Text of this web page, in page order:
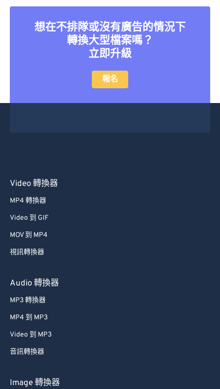
想在不排隊或沒有廣告的情況下
轉換大型檔案嗎？
立即升級
報名
Video 轉換器
MP4 轉換器
Video 到 GIF
MOV 到 MP4
視訊轉換器
Audio 轉換器
MP3 轉換器
MP4 到 MP3
Video 到 MP3
音訊轉換器
Image 轉換器